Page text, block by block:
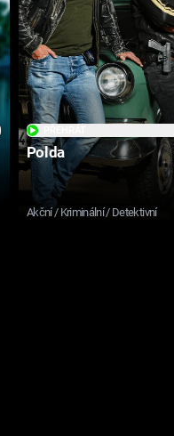
Polda
Akční / Kriminální / Detektivní